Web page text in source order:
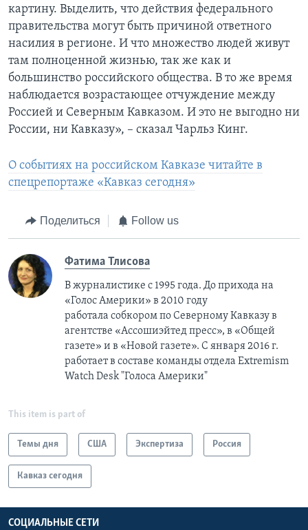
картину. Выделить, что действия федерального
правительства могут быть причиной ответного
насилия в регионе. И что множество людей живут
там полноценной жизнью, так же как и
большинство российского общества. В то же время
наблюдается возрастающее отчуждение между
Россией и Северным Кавказом. И это не выгодно ни
России, ни Кавказу», – сказал Чарльз Кинг.
О событиях на российском Кавказе читайте в
спецрепортаже «Кавказ сегодня»
Поделиться Follow us
Фатима Тлисовa
В журналистике с 1995 года. До прихода на
«Голос Америки» в 2010 году
работала собкором по Северному Кавказу в
агентстве «Ассошиэйтед пресс», в «Общей
газете» и в «Новой газете». С января 2016 г.
работает в составе команды отдела Extremism
Watch Desk "Голоса Америки"
This item is part of
Темы дня США Экспертиза Россия
Кавказ сегодня
СОЦИАЛЬНЫЕ СЕТИ